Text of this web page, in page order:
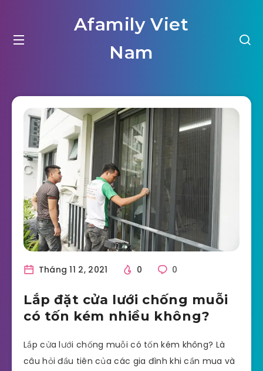
Afamily Viet
Nam
Tháng 11 2, 2021 0 0
Lắp đặt cửa lưới chống muỗi
có tốn kém nhiều không?
Lắp cửa lưới chống muỗi có tốn kém không? Là
câu hỏi đầu tiên của các gia đình khi cần mua và